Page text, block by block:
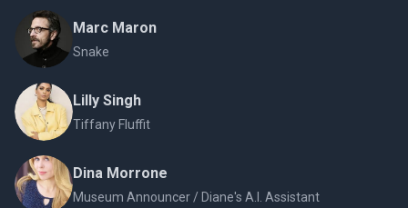
Marc Maron
Snake
Lilly Singh
Tiffany Fluffit
Dina Morrone
Museum Announcer / Diane's A.I. Assistant